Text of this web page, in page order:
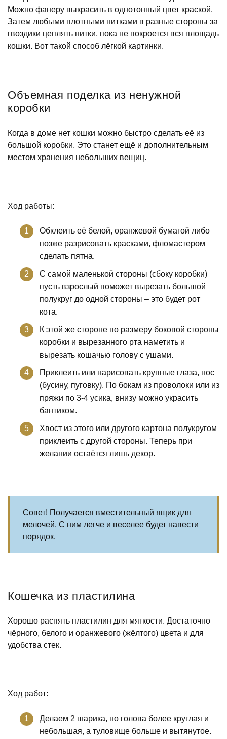
Можно фанеру выкрасить в однотонный цвет краской.
Затем любыми плотными нитками в разные стороны за
гвоздики цеплять нитки, пока не покроется вся площадь
кошки. Вот такой способ лёгкой картинки.
Объемная поделка из ненужной
коробки
Когда в доме нет кошки можно быстро сделать её из
большой коробки. Это станет ещё и дополнительным
местом хранения небольших вещиц.
Ход работы:
Обклеить её белой, оранжевой бумагой либо
позже разрисовать красками, фломастером
сделать пятна.
С самой маленькой стороны (сбоку коробки)
пусть взрослый поможет вырезать большой
полукруг до одной стороны – это будет рот
кота.
К этой же стороне по размеру боковой стороны
коробки и вырезанного рта наметить и
вырезать кошачью голову с ушами.
Приклеить или нарисовать крупные глаза, нос
(бусину, пуговку). По бокам из проволоки или из
пряжи по 3-4 усика, внизу можно украсить
бантиком.
Хвост из этого или другого картона полукругом
приклеить с другой стороны. Теперь при
желании остаётся лишь декор.
Совет! Получается вместительный ящик для
мелочей. С ним легче и веселее будет навести
порядок.
Кошечка из пластилина
Хорошо распять пластилин для мягкости. Достаточно
чёрного, белого и оранжевого (жёлтого) цвета и для
удобства стек.
Ход работ:
Делаем 2 шарика, но голова более круглая и
небольшая, а туловище больше и вытянутое.